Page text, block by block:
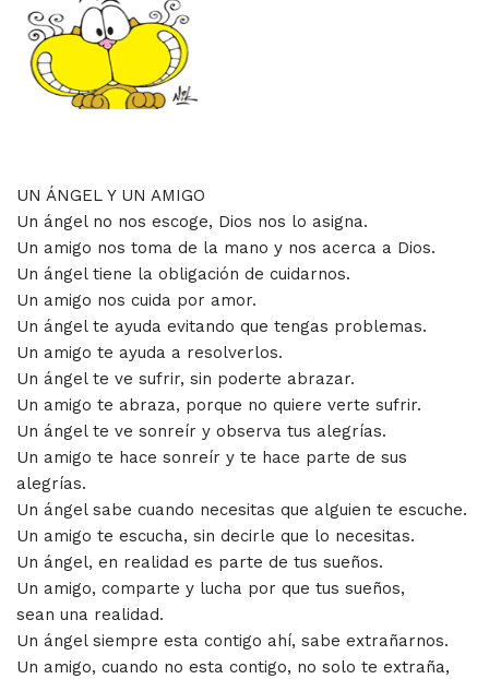
UN ÁNGEL Y UN AMIGO
Un ángel no nos escoge, Dios nos lo asigna.
Un amigo nos toma de la mano y nos acerca a Dios.
Un ángel tiene la obligación de cuidarnos.
Un amigo nos cuida por amor.
Un ángel te ayuda evitando que tengas problemas.
Un amigo te ayuda a resolverlos.
Un ángel te ve sufrir, sin poderte abrazar.
Un amigo te abraza, porque no quiere verte sufrir.
Un ángel te ve sonreír y observa tus alegrías.
Un amigo te hace sonreír y te hace parte de sus
alegrías.
Un ángel sabe cuando necesitas que alguien te escuche.
Un amigo te escucha, sin decirle que lo necesitas.
Un ángel, en realidad es parte de tus sueños.
Un amigo, comparte y lucha por que tus sueños,
sean una realidad.
Un ángel siempre esta contigo ahí, sabe extrañarnos.
Un amigo, cuando no esta contigo, no solo te extraña,